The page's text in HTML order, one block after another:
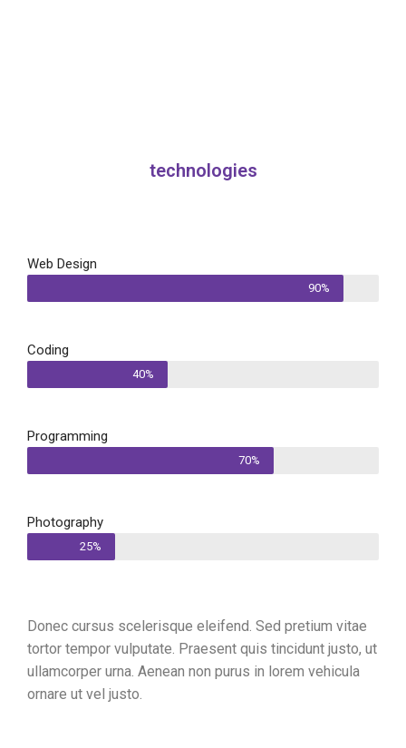
technologies
Web Design
90%
Coding
40%
Programming
70%
Photography
25%
Donec cursus scelerisque eleifend. Sed pretium vitae
tortor tempor vulputate. Praesent quis tincidunt justo, ut
ullamcorper urna. Aenean non purus in lorem vehicula
ornare ut vel justo.